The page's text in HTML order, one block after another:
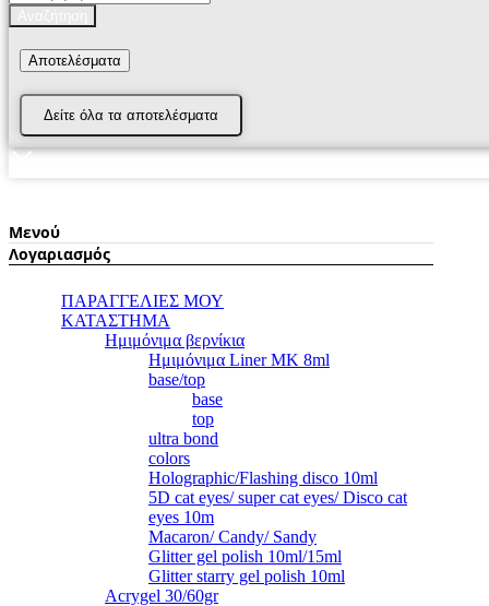
...
Αποτελέσματα
Δείτε όλα τα αποτελέσματα
Μενού
Λογαριασμός
ΠΑΡΑΓΓΕΛΙΕΣ ΜΟΥ
ΚΑΤΑΣΤΗΜΑ
Ημιμόνιμα βερνίκια
Ημιμόνιμα Liner ΜΚ 8ml
base/top
base
top
ultra bond
colors
Holographic/Flashing disco 10ml
5D cat eyes/ super cat eyes/ Disco cat
eyes 10m
Macaron/ Candy/ Sandy
Glitter gel polish 10ml/15ml
Glitter starry gel polish 10ml
Acrygel 30/60gr